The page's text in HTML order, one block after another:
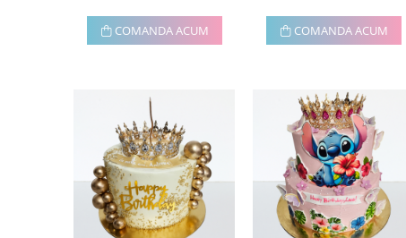
COMANDA ACUM COMANDA ACUM